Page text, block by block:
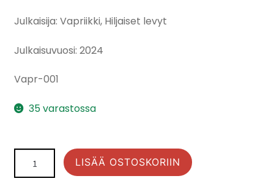
Julkaisija: Vapriikki, Hiljaiset levyt
Julkaisuvuosi: 2024
Vapr-001
35 varastossa
MANSEROCK LISÄÄ OSTOSKORIIN